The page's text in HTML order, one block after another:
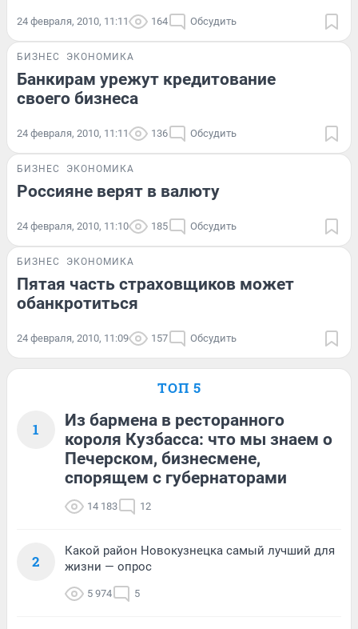
24 февраля, 2010, 11:11 164 Обсудить
БИЗНЕС ЭКОНОМИКА
Банкирам урежут кредитование
своего бизнеса
24 февраля, 2010, 11:11 136 Обсудить
БИЗНЕС ЭКОНОМИКА
Россияне верят в валюту
24 февраля, 2010, 11:10 185 Обсудить
БИЗНЕС ЭКОНОМИКА
Пятая часть страховщиков может
обанкротиться
24 февраля, 2010, 11:09 157 Обсудить
ТОП 5
1
Из бармена в ресторанного
короля Кузбасса: что мы знаем о
Печерском, бизнесмене,
спорящем с губернаторами
14 183 12
2
Какой район Новокузнецка самый лучший для
жизни — опрос
5 974 5